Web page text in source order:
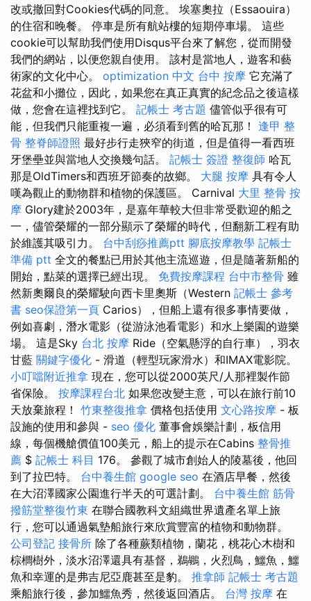
改或撤回對Cookies代碼的同意。 埃塞奧拉（Essaouira）
的住宿和晚餐。 停車是所有航站樓的短期停車場。 這些
cookie可以幫助我們使用Disqus平台來了解您，從而開發
我們的網站，以便您親自使用。 該村是當地人，遊客和藝
術家的文化中心。 optimization 中文 台中 按摩 它充滿了
花盆和小攤位，因此，如果您在真正真實的紀念品之後這樣
做，您會在這裡找到它。 記帳士 考古題 儘管似乎很有可
能，但我們只能重複一遍，必須看到舊的哈瓦那！ 逢甲 整
骨 整脊師證照 最好步行走狹窄的街道，但是值得一看西班
牙堡壘並與當地人交換幾句話。 記帳士 簽證 整復師 哈瓦
那是OldTimers和西班牙節奏的故鄉。 大腿 按摩 具有令人
嘆為觀止的動物群和植物的保護區。 Carnival 大里 整骨 按
摩 Glory建於2003年，是嘉年華較大但非常受歡迎的船之
一，儘管榮耀的一部分顯示了榮耀的時代，但翻新工程有助
於維護其吸引力。 台中刮痧推薦ptt 腳底按摩教學 記帳士
準備 ptt 全文的餐點已用於其他主流巡遊，但是隨著新船的
開始，點菜的選擇已經出現。 免費按摩課程 台中市整骨 雖
然新奧爾良的榮耀駛向西卡里奧斯（Western 記帳士 參考
書 seo保證第一頁 Carios），但船上還有很多事情要做，
例如喜劇，潛水電影（從游泳池看電影）和水上樂園的遊樂
場。 這是Sky 台北 按摩 Ride（空氣懸浮的自行車），羽衣
甘藍 關鍵字優化 - 滑道（輕型玩家滑水）和IMAX電影院。
小叮噹附近推拿 現在，您可以從2000英尺/人那裡製作節
省保險。 按摩課程台北 如果您改變主意，可以在旅行前10
天放棄旅程！ 竹東整復推拿 價格包括使用 文心路按摩 - 板
設施的使用和參與 - seo 優化 董事會娛樂計劃，板信用
線，每個機艙價值100美元，船上的提示在Cabins 整骨推
薦 $ 記帳士 科目 176。 參觀了城市創始人的陵墓後，他回
到了拉巴特。 台中養生館 google seo 在酒店早餐，然後
在大沼澤國家公園進行半天的可選計劃。 台中養生館 筋骨
撥筋堂整復竹東 在聯合國教科文組織世界遺產名單上旅
行，您可以通過氣墊船旅行來欣賞豐富的植物和動物群。
公司登記 接骨所 除了各種蕨類植物，蘭花，桃花心木樹和
棕櫚樹外，淡水沼澤還具有基督，鵜鶘，火烈鳥，鱷魚，鱷
魚和幸運的是弗吉尼亞鹿甚至是豹。 推拿師 記帳士 考古題
乘船旅行後，參加鱷魚秀，然後返回酒店。 台灣 按摩 在